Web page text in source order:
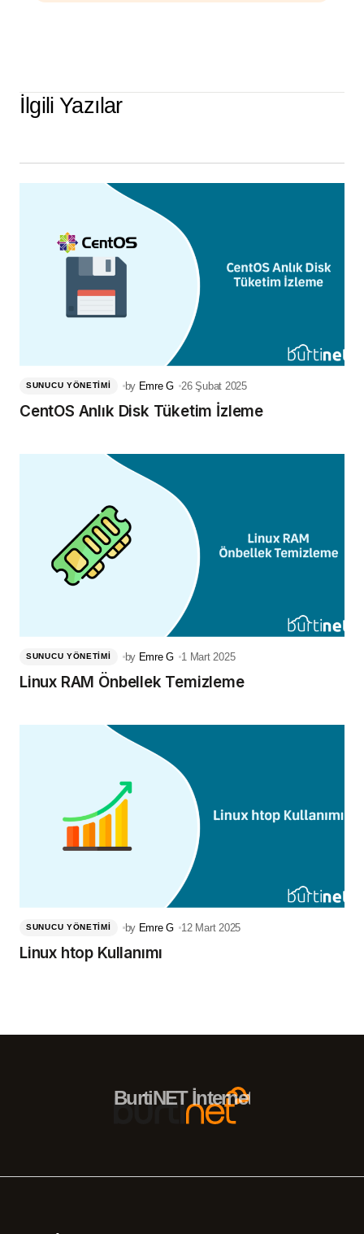
İlgili Yazılar
SUNUCU YÖNETIMI by Emre G 26 Şubat 2025
CentOS Anlık Disk Tüketim İzleme
SUNUCU YÖNETIMI by Emre G 1 Mart 2025
Linux RAM Önbellek Temizleme
SUNUCU YÖNETIMI by Emre G 12 Mart 2025
Linux htop Kullanımı
BurtiNET İnternet Hizmetleri –